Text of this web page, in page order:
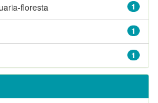
1
floresta
1
1